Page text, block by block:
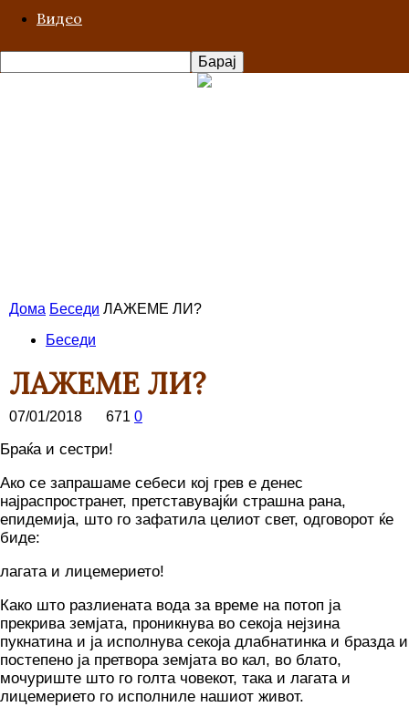
Видео
Дома Беседи ЛАЖЕМЕ ЛИ?
Беседи
ЛАЖЕМЕ ЛИ?
07/01/2018 671 0
Браќа и сестри!
Ако се запрашаме себеси кој грев е денес
најраспространет, претставувајќи страшна рана,
епидемија, што го зафатила целиот свет, одговорот ќе
биде:
лагата и лицемерието!
Како што разлиената вода за време на потоп ја
прекрива земјата, проникнува во секоја нејзина
пукнатина и ја исполнува секоја длабнатинка и бразда и
постепено ја претвора земјата во кал, во блато,
мочуриште што го голта човекот, така и лагата и
лицемерието го исполниле нашиот живот.